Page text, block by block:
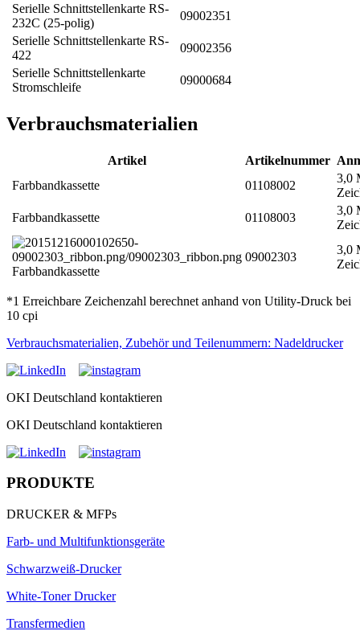
Serielle Schnittstellenkarte RS-
232C (25-polig)
09002351
Serielle Schnittstellenkarte RS-
422
09002356
Serielle Schnittstellenkarte
Stromschleife
09000684
Verbrauchsmaterialien
Artikel Artikelnummer
Farbbandkassette
01108002
3,0
Farbbandkassette
01108003
3,0
Farbbandkassette
09002303
3,0
*1 Erreichbare Zeichenzahl berechnet anhand von Utility-Druck bei
10 cpi
Verbrauchsmaterialien, Zubehör und Teilenummern: Nadeldrucker
OKI Deutschland kontaktieren
OKI Deutschland kontaktieren
PRODUKTE
DRUCKER & MFPs
Farb- und Multifunktionsgeräte
Schwarzweiß-Drucker
White-Toner Drucker
Transfermedien